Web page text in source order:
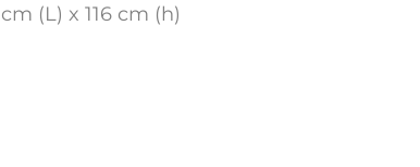
(L) x 116 cm (h)